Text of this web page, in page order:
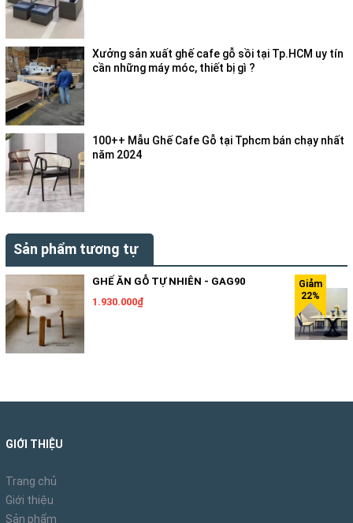
Xưởng sản xuất ghế cafe gỗ sồi tại Tp.HCM uy tín
cần những máy móc, thiết bị gì ?
100++ Mẫu Ghế Cafe Gỗ tại Tphcm bán chạy nhất
năm 2024
Sản phẩm tương tự
GHẾ ĂN GỖ TỰ NHIÊN - GAG90
1.930.000₫
GIỚI THIỆU
Trang chủ
Giới thiệu
Sản phẩm